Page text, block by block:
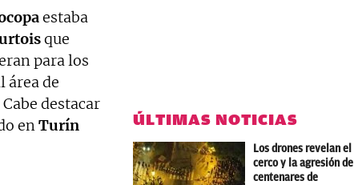
estaba
que
para los
área de
Cabe destacar
enTurín
ÚLTIMAS NOTICIAS
Los drones revelan el
cerco y la agresión de
centenares de